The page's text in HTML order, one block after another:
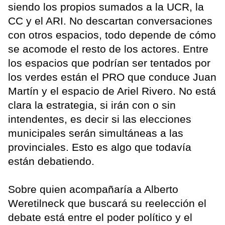
siendo los propios sumados a la UCR, la
CC y el ARI. No descartan conversaciones
con otros espacios, todo depende de cómo
se acomode el resto de los actores. Entre
los espacios que podrían ser tentados por
los verdes están el PRO que conduce Juan
Martín y el espacio de Ariel Rivero. No está
clara la estrategia, si irán con o sin
intendentes, es decir si las elecciones
municipales serán simultáneas a las
provinciales. Esto es algo que todavía
están debatiendo.
Sobre quien acompañaría a Alberto
Weretilneck que buscará su reelección el
debate está entre el poder político y el